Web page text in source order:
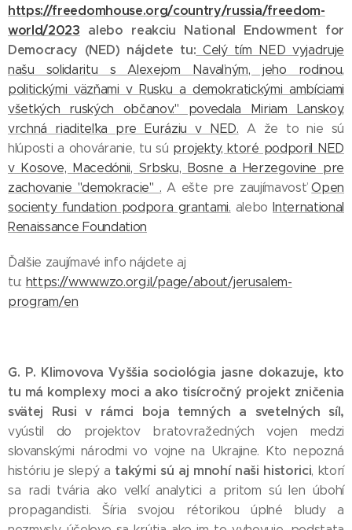
https://freedomhouse.org/country/russia/freedom-
world/2023 alebo reakciu National Endowment for
Democracy (NED) nájdete tu: Celý tím NED vyjadruje
našu solidaritu s Alexejom Navaľným, jeho rodinou,
politickými väzňami v Rusku a demokratickými ambíciami
všetkých ruských občanov." povedala Miriam Lanskoy,
vrchná riaditeľka pre Euráziu v NED. A že to nie sú
hlúposti a ohováranie, tu sú projekty, ktoré podporil NED
v Kosove, Macedónii, Srbsku, Bosne a Herzegovine pre
zachovanie "demokracie" . A ešte pre zaujímavosťOpen
socienty fundation podpora grantami. aleboInternational
Renaissance Foundation
Ďalšie zaujímavé info nájdete aj
tu: https://www.wzo.org.il/page/about/jerusalem-
program/en
G. P. Klimovova Vyššia sociológia jasne dokazuje, kto
tu má komplexy moci a ako tisícročný projekt zničenia
svätej Rusi v rámci boja temných a svetelných síl,
vyústil do projektov bratovražedných vojen medzi
slovanskými národmi vo vojne na Ukrajine. Kto nepozná
históriu je slepý a takými sú aj mnohí naši historici, ktorí
sa radi tvária ako veľkí analytici a pritom sú len úbohí
propagandisti. Šíria svojou rétorikou úplné bludy a